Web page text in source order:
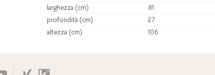
larghezza (cm)
81
profondità (cm)
27
altezza (cm)
106